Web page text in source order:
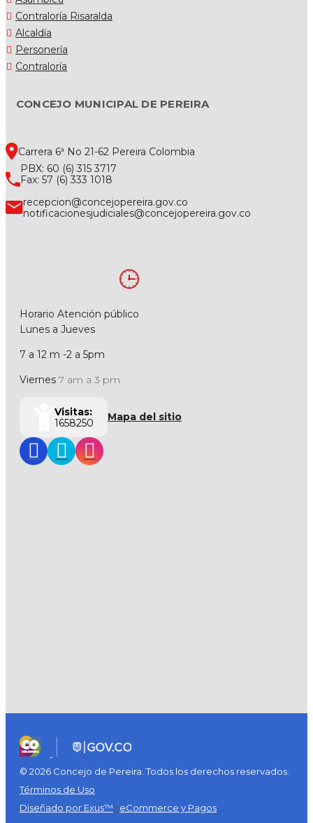
Contraloría Risaralda
Alcaldía
Personería
Contraloría
CONCEJO MUNICIPAL DE PEREIRA
Carrera 6ª No 21-62 Pereira Colombia
PBX: 60 (6) 315 3717
Fax: 57 (6) 333 1018
recepcion@concejopereira.gov.co
notificacionesjudiciales@concejopereira.gov.co
Horario Atención público
Lunes a Jueves
7 a 12 m -2 a 5pm
Viernes 7 am a 3 pm
Visitas:
1658250
Mapa del sitio
© 2026 Concejo de Pereira. Todos los derechos reservados.
Términos de Uso
Diseñado por Exus™ | eCommerce y Pagos